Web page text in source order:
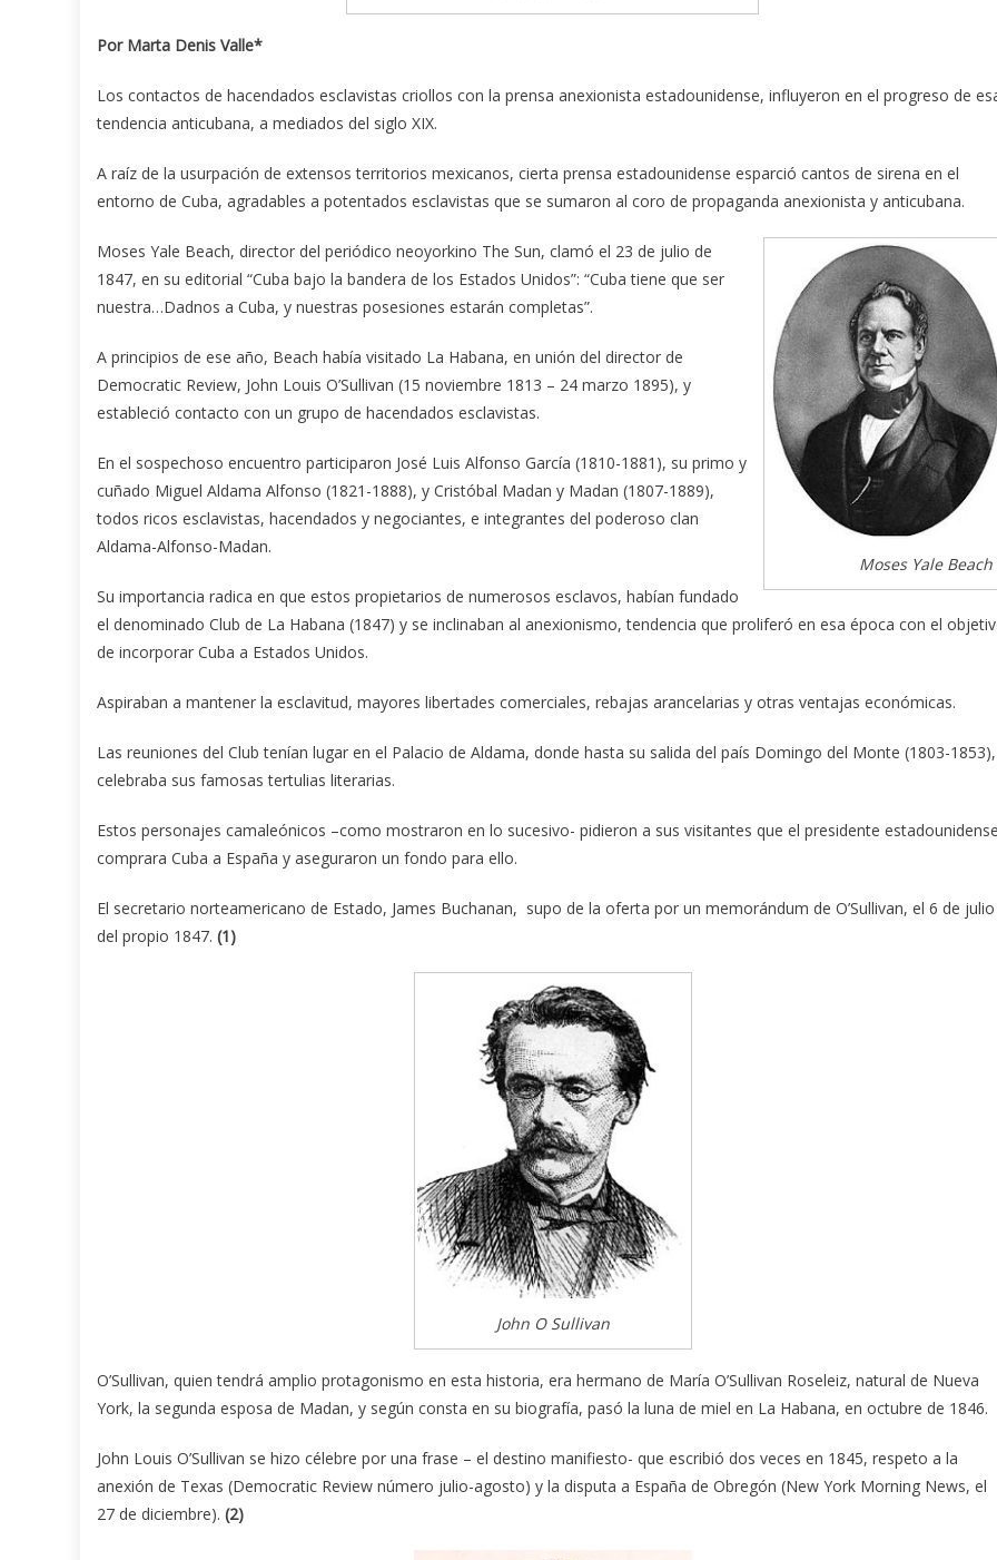
Por Marta Denis Valle*
Los contactos de hacendados esclavistas criollos con la prensa anexionista estadounidense, influyeron en el progreso de
tendencia anticubana, a mediados del siglo XIX.
A raíz de la usurpación de extensos territorios mexicanos, cierta prensa estadounidense esparció cantos de sirena en el
entorno de Cuba, agradables a potentados esclavistas que se sumaron al coro de propaganda anexionista y anticubana.
Moses Yale Beach
Moses Yale Beach, director del periódico neoyorkino The Sun, clamó el 23 de julio de
1847, en su editorial “Cuba bajo la bandera de los Estados Unidos”: “Cuba tiene que ser
nuestra…Dadnos a Cuba, y nuestras posesiones estarán completas”.
A principios de ese año, Beach había visitado La Habana, en unión del director de
Democratic Review, John Louis O’Sullivan (15 noviembre 1813 – 24 marzo 1895), y
estableció contacto con un grupo de hacendados esclavistas.
En el sospechoso encuentro participaron José Luis Alfonso García (1810-1881), su primo y
cuñado Miguel Aldama Alfonso (1821-1888), y Cristóbal Madan y Madan (1807-1889),
todos ricos esclavistas, hacendados y negociantes, e integrantes del poderoso clan
Aldama-Alfonso-Madan.
Su importancia radica en que estos propietarios de numerosos esclavos, habían fundado
el denominado Club de La Habana (1847) y se inclinaban al anexionismo, tendencia que proliferó en esa época con el
de incorporar Cuba a Estados Unidos.
Aspiraban a mantener la esclavitud, mayores libertades comerciales, rebajas arancelarias y otras ventajas económicas.
Las reuniones del Club tenían lugar en el Palacio de Aldama, donde hasta su salida del país Domingo del Monte (1803-1853),
celebraba sus famosas tertulias literarias.
Estos personajes camaleónicos –como mostraron en lo sucesivo- pidieron a sus visitantes que el presidente
comprara Cuba a España y aseguraron un fondo para ello.
El secretario norteamericano de Estado, James Buchanan, supo de la oferta por un memorándum de O’Sullivan, el 6 de julio
del propio 1847. (1)
John O Sullivan
O’Sullivan, quien tendrá amplio protagonismo en esta historia, era hermano de María O’Sullivan Roseleiz, natural de Nueva
York, la segunda esposa de Madan, y según consta en su biografía, pasó la luna de miel en La Habana, en octubre de 1846.
John Louis O’Sullivan se hizo célebre por una frase – el destino manifiesto- que escribió dos veces en 1845, respeto a la
anexión de Texas (Democratic Review número julio-agosto) y la disputa a España de Obregón (New York Morning News, el
27 de diciembre). (2)